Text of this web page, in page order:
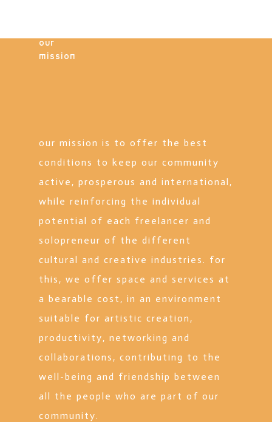
our
mission
our mission is to offer the best
conditions to keep our community
active, prosperous and international,
while reinforcing the individual
potential of each freelancer and
solopreneur of the different
cultural and creative industries. for
this, we offer space and services at
a bearable cost, in an environment
suitable for artistic creation,
productivity, networking and
collaborations, contributing to the
well-being and friendship between
all the people who are part of our
community.